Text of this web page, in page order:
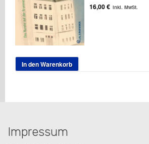
16,00€ inkl. MwSt.
In den Warenkorb
Impressum